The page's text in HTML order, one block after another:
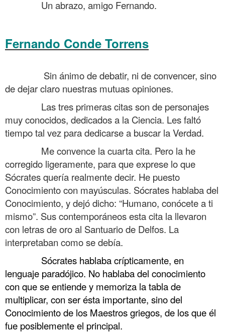
Un abrazo, amigo Fernando.
Fernando Conde Torrens
Sin ánimo de debatir, ni de convencer, sino
de dejar claro nuestras mutuas opiniones.
Las tres primeras citas son de personajes
muy conocidos, dedicados a la Ciencia. Les faltó
tiempo tal vez para dedicarse a buscar la Verdad.
Me convence la cuarta cita. Pero la he
corregido ligeramente, para que exprese lo que
Sócrates quería realmente decir. He puesto
Conocimiento con mayúsculas. Sócrates hablaba del
Conocimiento, y dejó dicho: “Humano, conócete a ti
mismo”. Sus contemporáneos esta cita la llevaron
con letras de oro al Santuario de Delfos. La
interpretaban como se debía.
Sócrates hablaba crípticamente, en
lenguaje paradójico. No hablaba del conocimiento
con que se entiende y memoriza la tabla de
multiplicar, con ser ésta importante, sino del
Conocimiento de los Maestros griegos, de los que él
fue posiblemente el principal.